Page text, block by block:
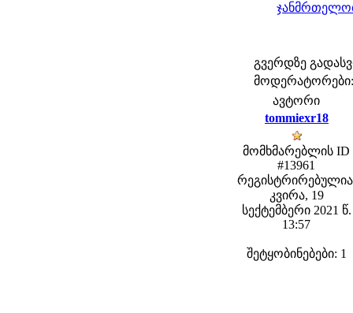
გვერდზე
მოდერატორები:
ავტორი
tommiexr18
მომხმარებლის ID
#13961
კვირა, 19
სექტემბერი 2021 წ.
13:57
შეტყობინებები: 1